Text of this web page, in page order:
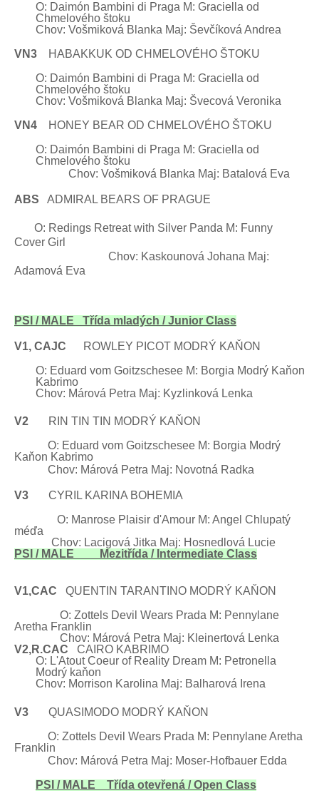
O: Daimón Bambini di Praga M: Graciella od
Chmelového štoku
Chov: Vošmiková Blanka Maj: Ševčíková Andrea
VN3 HABAKKUK OD CHMELOVÉHO ŠTOKU
O: Daimón Bambini di Praga M: Graciella od
Chmelového štoku
Chov: Vošmiková Blanka Maj: Švecová Veronika
VN4 HONEY BEAR OD CHMELOVÉHO ŠTOKU
O: Daimón Bambini di Praga M: Graciella od
Chmelového štoku
Chov: Vošmiková Blanka Maj: Batalová Eva
ABS ADMIRAL BEARS OF PRAGUE
O: Redings Retreat with Silver Panda M: Funny
Cover Girl
Chov: Kaskounová Johana Maj:
Adamová Eva
PSI / MALE Třída mladých / Junior Class
V1, CAJC ROWLEY PICOT MODRÝ KAŇON
O: Eduard vom Goitzschesee M: Borgia Modrý Kaňon
Kabrimo
Chov: Márová Petra Maj: Kyzlinková Lenka
V2 RIN TIN TIN MODRÝ KAŇON
O: Eduardvom Goitzschesee M: Borgia Modrý
Kaňon Kabrimo
Chov: Márová Petra Maj: Novotná Radka
V3 CYRIL KARINA BOHEMIA
O: Manrose Plaisir d'Amour M: Angel Chlupatý
méďa
Chov: Lacigová Jitka Maj: Hosnedlová Lucie
PSI / MALE Mezitřída / Intermediate Class
V1,CAC QUENTIN TARANTINO MODRÝ KAŇON
O: Zottels Devil Wears Prada M: Pennylane
Aretha Franklin
Chov: Márová Petra Maj: Kleinertová Lenka
V2,R.CAC CAIRO KABRIMO
O: L'Atout Coeur of Reality Dream M: Petronella
Modrý kaňon
Chov: Morrison Karolina Maj: Balharová Irena
V3 QUASIMODO MODRÝ KAŇON
O: Zottels Devil Wears Prada M: PennylaneAretha
Franklin
Chov: Márová Petra Maj: Moser-Hofbauer Edda
PSI / MALE Třída otevřená /Open Class